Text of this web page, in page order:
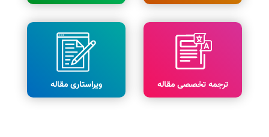
ترجمه تخصصی مقاله ویراستاری مقاله